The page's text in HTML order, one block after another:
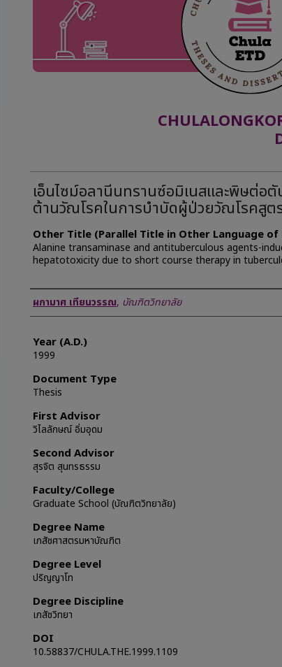
เอ็นไซม์อลานีนทรานซ์อมิเนสและพิษต่อ
ต้านวัณโรคในการบำบัดผู้ป่วยวัณโรคสูต
Other Title (Parallel Title in Other Language of
Alanine transaminase and antituberculous agents-
hepatotoxicity due to short course therapy in
Author
ผกามาศ เทียนวรรณ, บัณฑิตวิทยาลัย
Year (A.D.)
1999
Document Type
Thesis
First Advisor
วิไลลักษณ์ อิ่มอุดม
Second Advisor
สุรจิต สุนทรธรรม
Faculty/College
Graduate School (บัณฑิตวิทยาลัย)
Degree Name
เภสัชศาสตรมหาบัณฑิต
Degree Level
ปริญญาโท
Degree Discipline
เภสัชวิทยา
DOI
10.58837/CHULA.THE.1999.1109